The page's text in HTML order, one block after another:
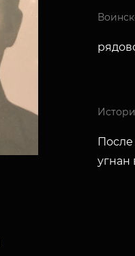
После
угнан